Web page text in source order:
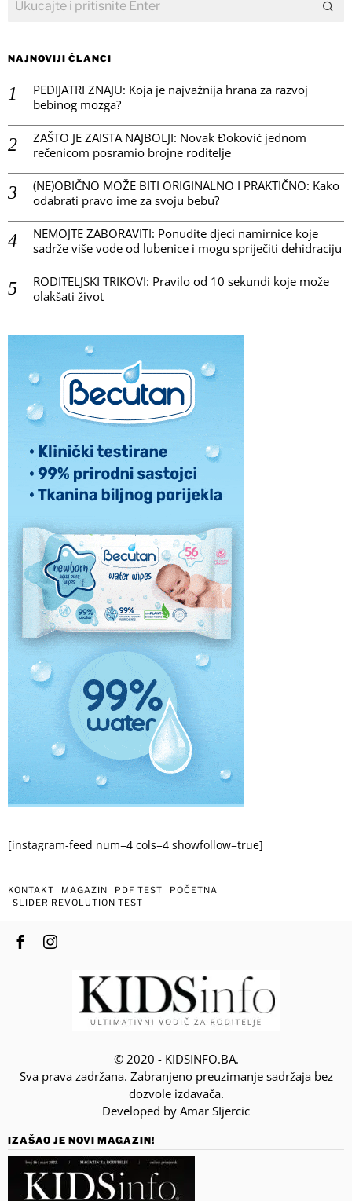
NAJNOVIJI ČLANCI
PEDIJATRI ZNAJU: Koja je najvažnija hrana za razvoj
bebinog mozga?
ZAŠTO JE ZAISTA NAJBOLJI: Novak Đoković jednom
rečenicom posramio brojne roditelje
(NE)OBIČNO MOŽE BITI ORIGINALNO I PRAKTIČNO: Kako
odabrati pravo ime za svoju bebu?
NEMOJTE ZABORAVITI: Ponudite djeci namirnice koje
sadrže više vode od lubenice i mogu spriječiti dehidraciju
RODITELJSKI TRIKOVI: Pravilo od 10 sekundi koje može
olakšati život
[instagram-feed num=4 cols=4 showfollow=true]
KONTAKT MAGAZIN PDF TEST
POČETNA
SLIDER REVOLUTION TEST
© 2020 - KIDSINFO.BA.
Sva prava zadržana. Zabranjeno preuzimanje sadržaja bez
dozvole izdavača.
Developed by Amar SIjercic
IZAŠAO JE NOVI MAGAZIN!